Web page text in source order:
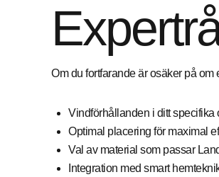
Om du fortfarande är osäker på
Vindförhållanden i ditt specifika
Optimal placering för maximal
Val av material som passar
Integration med smart